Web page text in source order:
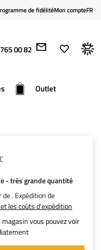
de fidélitéMon compteFR
00 82
Outlet
- très grande quantité
de. Expédition de
les coûts d'expédition
vous pouvez voir